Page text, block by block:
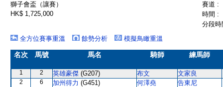
獅子會盃（讓賽）
賽道 :
HK$ 1,725,000
時間 :
分段
全方位賽事重溫
餘勢分析 模擬鳥瞰重溫
名次 馬號 馬名 騎師 練馬師
1 2 英雄豪傑 (G207) 布文 文家良
2 6 加州得力 (G451) 何澤堯 告東尼